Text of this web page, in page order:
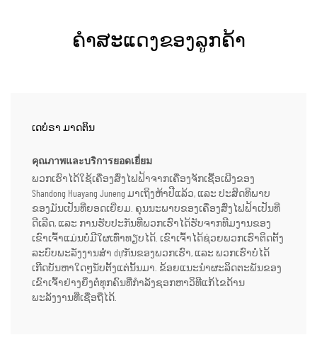
ຄຳສະແດງຂອງລູກຄ້າ
ເດບໍຣາ ມາດຕິນ
คุณภาพและบริการยอดเยี่ยม
ພວກເຮົາໄດ້ໃຊ້ເຄື່ອງສົ່ງໄຟຟ້າຈາກເຄື່ອງຈັກເຊື້ອເພີງຂອງ
Shandong Huayang Juneng ມາເຖິງຫ້າປີແລ້ວ, ແລະ ປະສິດທິພາບ
ຂອງມັນເປັນທີ່ຍອດເຍີ່ຍມ. ຄຸນນະພາບຂອງເຄື່ອງສົ່ງໄຟຟ້າເປັນທີ່
ດີເລີດ, ແລະ ການຮັບປະກັນທີ່ພວກເຮົາໄດ້ຮັບຈາກທີມງານຂອງ
ເຂົາເຈົ້າແມ່ນບໍ່ມີໃຜເທົ່າທຽບໄດ້. ເຂົາເຈົ້າໄດ້ຊ່ວຍພວກເຮົາຕິດຕັ້ງ
ລະບົບພະລັງງານສຳ dựກັນຂອງພວກເຮົາ, ແລະ ພວກເຮົາບໍ່ໄດ້
ເກີດບັນຫາໃດໆນັບຕັ້ງແຕ່ນັ້ນມາ. ຂ້ອຍແນະນຳຜະລິດຕະພັນຂອງ
ເຂົາເຈົ້າຢ່າງຍິ່ງຕໍ່ທຸກຄົນທີ່ກຳລັງຊອກຫາວິທີແກ້ໄຂດ້ານ
ພະລັງງານທີ່ເຊື່ອຖືໄດ້.